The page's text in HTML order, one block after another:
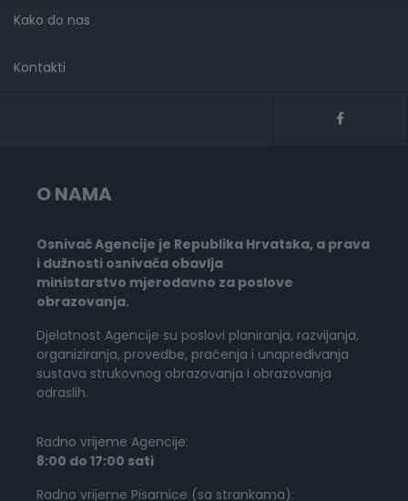
Kako do nas
Kontakti
O NAMA
Osnivač Agencije je Republika Hrvatska, a prava
i dužnosti osnivača obavlja
ministarstvo mjerodavno za poslove
obrazovanja.
Djelatnost Agencije su poslovi planiranja, razvijanja,
organiziranja, provedbe, praćenja i unapređivanja
sustava strukovnog obrazovanja i obrazovanja
odraslih.
Radno vrijeme Agencije:
8:00 do 17:00 sati
Radno vrijeme Pisarnice (sa strankama):